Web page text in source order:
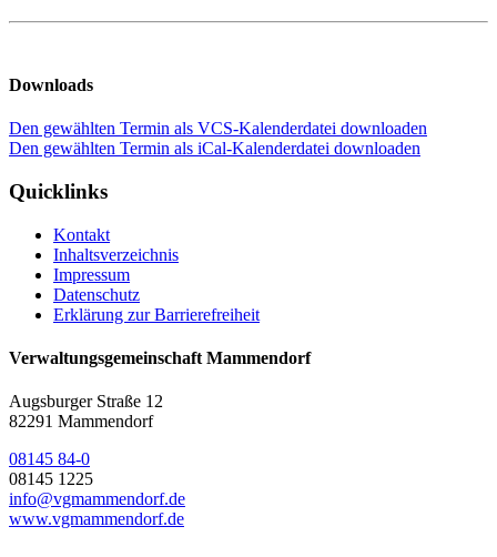
Downloads
Den gewählten Termin als VCS-Kalenderdatei downloaden
Den gewählten Termin als iCal-Kalenderdatei downloaden
Quicklinks
Kontakt
Inhaltsverzeichnis
Impressum
Datenschutz
Erklärung zur Barrierefreiheit
Verwaltungsgemeinschaft Mammendorf
Augsburger Straße 12
82291 Mammendorf
08145 84-0
08145 1225
info@vgmammendorf.de
www.vgmammendorf.de